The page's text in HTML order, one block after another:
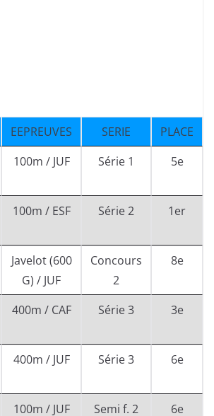
EEPREUVES SERIE PLACE
100m / JUF Série 1 5e
100m / ESF Série 2 1er
Javelot (600
G) / JUF
Concours
2
8e
400m / CAF Série 3 3e
400m / JUF Série 3 6e
100m / JUF Semi f. 2 6e